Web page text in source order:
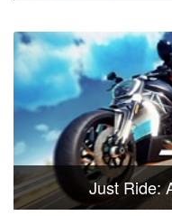
Just Ride: